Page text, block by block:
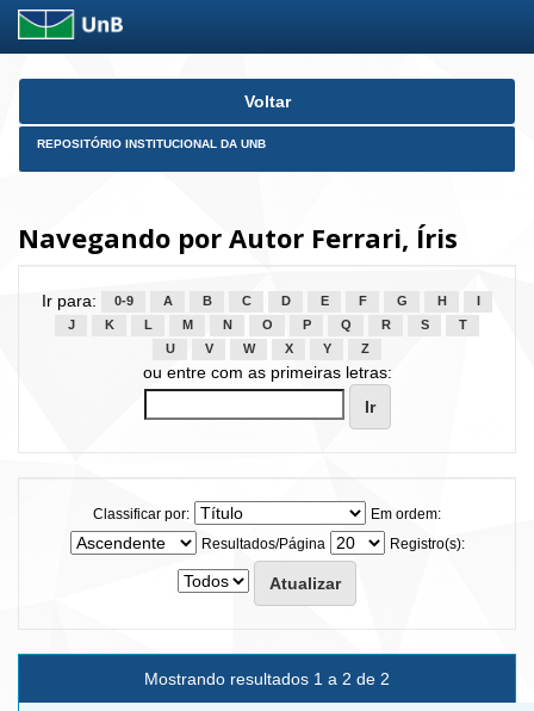
Skip
Voltar
REPOSITÓRIO INSTITUCIONAL DA UNB
Navegando por Autor Ferrari, Íris
Ir para: 0-9 A B C D E F G H
J
K L M N O P Q R S
T
U
V W X Y Z
ou entre com as primeiras letras:
Classificar por:
Em ordem:
Resultados/Página
Registro(s):
Mostrando resultados 1 a 2 de 2